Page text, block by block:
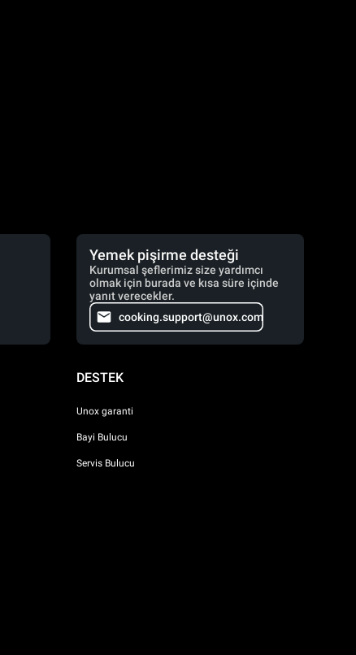
Yemek pişirme desteği
Kurumsal şeflerimiz size yardımcı
olmak için burada ve kısa süre içinde
yanıt verecekler.
cooking.support@unox.com
DESTEK
Unox garanti
Bayi Bulucu
Servis Bulucu